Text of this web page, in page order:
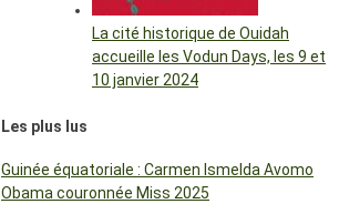
La cité historique de Ouidah
accueille les Vodun Days, les 9 et
10 janvier 2024
Les plus lus
Guinée équatoriale : Carmen Ismelda Avomo
Obama couronnée Miss 2025